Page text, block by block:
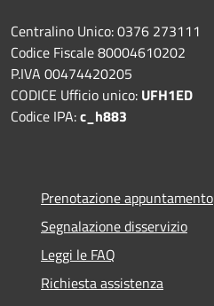
Centralino Unico: 0376 273111
Codice Fiscale 80004610202
P.IVA 00474420205
CODICE Ufficio unico: UFH1ED
Codice IPA:c_h883
Prenotazione appuntamento
Segnalazione disservizio
Leggi le FAQ
Richiesta assistenza